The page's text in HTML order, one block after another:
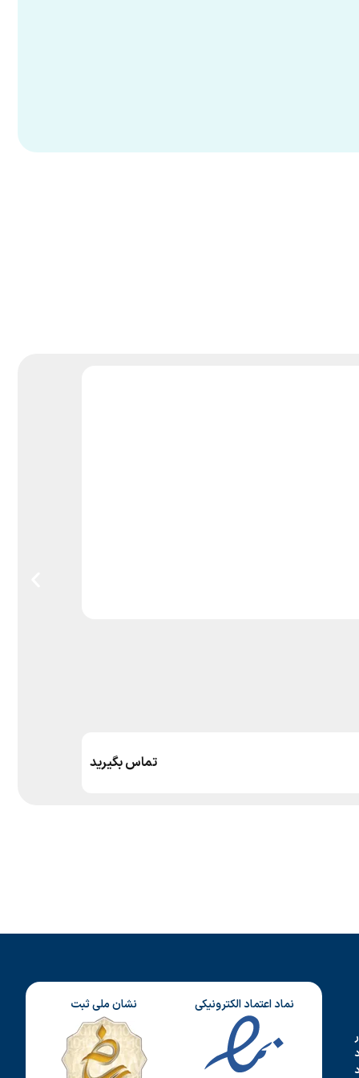
تماس بگیرید
نماد اعتماد الکترونیکی نشان ملی ثبت